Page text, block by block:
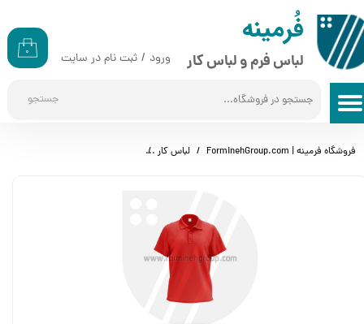
​​فُرمینه
لباس فرم و لباس کار
جستجو
۰ ورود / ثبت نام در سایت
حساب کاربری من
تغییر گذر واژه
سفارشات
خروج از حساب کاربری
فروشگاه فرمینه | ForminehGroup.com لباس کار